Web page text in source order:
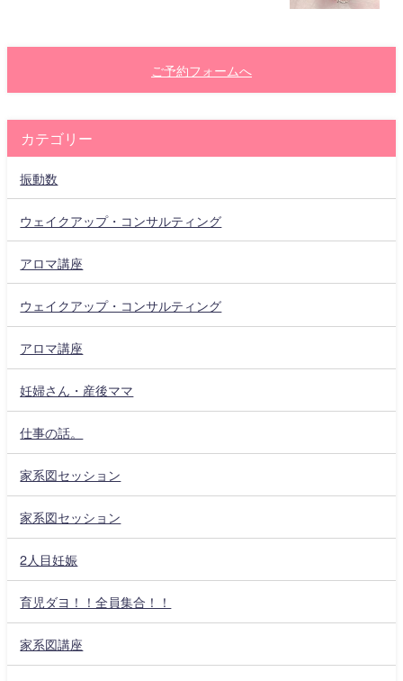
ご予約フォームへ
カテゴリー
振動数
ウェイクアップ・コンサルティング
アロマ講座
ウェイクアップ・コンサルティング
アロマ講座
妊婦さん・産後ママ
仕事の話。
家系図セッション
家系図セッション
2人目妊娠
育児ダヨ！！全員集合！！
家系図講座